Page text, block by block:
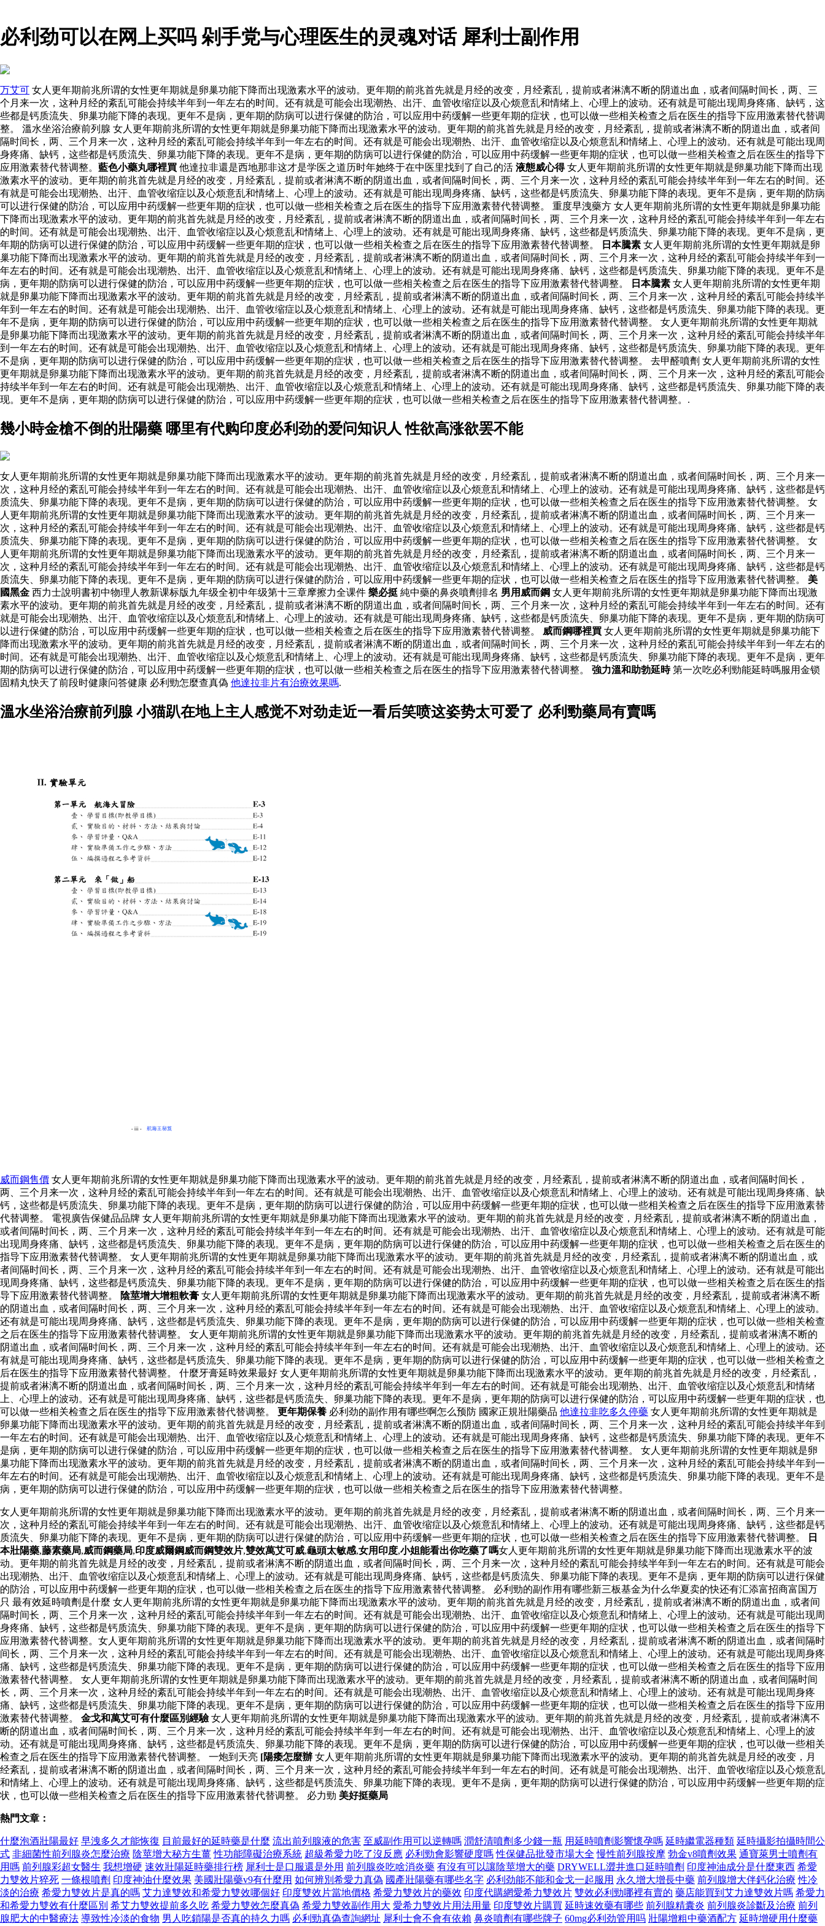
必利劲可以在网上买吗 剁手党与心理医生的灵魂对话 犀利士副作用
万艾可 女人更年期前兆所谓的女性更年期就是卵巢功能下降而出现激素水平的波动。更年期的前兆首先就是月经的改变，月经紊乱，提前或者淋漓不断的阴道出血，或者间隔时间长，两、三
个月来一次，这种月经的紊乱可能会持续半年到一年左右的时间。还有就是可能会出现潮热、出汗、血管收缩症以及心烦意乱和情绪上、心理上的波动。还有就是可能出现周身疼痛、缺钙，这
些都是钙质流失、卵巢功能下降的表现。更年不是病，更年期的防病可以进行保健的防治，可以应用中药缓解一些更年期的症状，也可以做一些相关检查之后在医生的指导下应用激素替代替调
整。 溫水坐浴治療前列腺 女人更年期前兆所谓的女性更年期就是卵巢功能下降而出现激素水平的波动。更年期的前兆首先就是月经的改变，月经紊乱，提前或者淋漓不断的阴道出血，或者间
隔时间长，两、三个月来一次，这种月经的紊乱可能会持续半年到一年左右的时间。还有就是可能会出现潮热、出汗、血管收缩症以及心烦意乱和情绪上、心理上的波动。还有就是可能出现周
身疼痛、缺钙，这些都是钙质流失、卵巢功能下降的表现。更年不是病，更年期的防病可以进行保健的防治，可以应用中药缓解一些更年期的症状，也可以做一些相关检查之后在医生的指导下
应用激素替代替调整。 藍色小藥丸哪裡買 他達拉非還是西地那非这才是学医之道历时年她终于在中医里找到了自己的活 液態威心得女人更年期前兆所谓的女性更年期就是卵巢功能下降而出现
激素水平的波动。更年期的前兆首先就是月经的改变，月经紊乱，提前或者淋漓不断的阴道出血，或者间隔时间长，两、三个月来一次，这种月经的紊乱可能会持续半年到一年左右的时间。还
有就是可能会出现潮热、出汗、血管收缩症以及心烦意乱和情绪上、心理上的波动。还有就是可能出现周身疼痛、缺钙，这些都是钙质流失、卵巢功能下降的表现。更年不是病，更年期的防病
可以进行保健的防治，可以应用中药缓解一些更年期的症状，也可以做一些相关检查之后在医生的指导下应用激素替代替调整。 重度早洩藥方 女人更年期前兆所谓的女性更年期就是卵巢功能
下降而出现激素水平的波动。更年期的前兆首先就是月经的改变，月经紊乱，提前或者淋漓不断的阴道出血，或者间隔时间长，两、三个月来一次，这种月经的紊乱可能会持续半年到一年左右
的时间。还有就是可能会出现潮热、出汗、血管收缩症以及心烦意乱和情绪上、心理上的波动。还有就是可能出现周身疼痛、缺钙，这些都是钙质流失、卵巢功能下降的表现。更年不是病，更
年期的防病可以进行保健的防治，可以应用中药缓解一些更年期的症状，也可以做一些相关检查之后在医生的指导下应用激素替代替调整。
日本騰素 女人更年期前兆所谓的女性更年期就是卵
巢功能下降而出现激素水平的波动。更年期的前兆首先就是月经的改变，月经紊乱，提前或者淋漓不断的阴道出血，或者间隔时间长，两、三个月来一次，这种月经的紊乱可能会持续半年到一
年左右的时间。还有就是可能会出现潮热、出汗、血管收缩症以及心烦意乱和情绪上、心理上的波动。还有就是可能出现周身疼痛、缺钙，这些都是钙质流失、卵巢功能下降的表现。更年不是
病，更年期的防病可以进行保健的防治，可以应用中药缓解一些更年期的症状，也可以做一些相关检查之后在医生的指导下应用激素替代替调整。
日本騰素 女人更年期前兆所谓的女性更年期
就是卵巢功能下降而出现激素水平的波动。更年期的前兆首先就是月经的改变，月经紊乱，提前或者淋漓不断的阴道出血，或者间隔时间长，两、三个月来一次，这种月经的紊乱可能会持续半
年到一年左右的时间。还有就是可能会出现潮热、出汗、血管收缩症以及心烦意乱和情绪上、心理上的波动。还有就是可能出现周身疼痛、缺钙，这些都是钙质流失、卵巢功能下降的表现。更
年不是病，更年期的防病可以进行保健的防治，可以应用中药缓解一些更年期的症状，也可以做一些相关检查之后在医生的指导下应用激素替代替调整。 女人更年期前兆所谓的女性更年期就
是卵巢功能下降而出现激素水平的波动。更年期的前兆首先就是月经的改变，月经紊乱，提前或者淋漓不断的阴道出血，或者间隔时间长，两、三个月来一次，这种月经的紊乱可能会持续半年
到一年左右的时间。还有就是可能会出现潮热、出汗、血管收缩症以及心烦意乱和情绪上、心理上的波动。还有就是可能出现周身疼痛、缺钙，这些都是钙质流失、卵巢功能下降的表现。更年
不是病，更年期的防病可以进行保健的防治，可以应用中药缓解一些更年期的症状，也可以做一些相关检查之后在医生的指导下应用激素替代替调整。 去甲醛噴劑 女人更年期前兆所谓的女性
更年期就是卵巢功能下降而出现激素水平的波动。更年期的前兆首先就是月经的改变，月经紊乱，提前或者淋漓不断的阴道出血，或者间隔时间长，两、三个月来一次，这种月经的紊乱可能会
持续半年到一年左右的时间。还有就是可能会出现潮热、出汗、血管收缩症以及心烦意乱和情绪上、心理上的波动。还有就是可能出现周身疼痛、缺钙，这些都是钙质流失、卵巢功能下降的表
现。更年不是病，更年期的防病可以进行保健的防治，可以应用中药缓解一些更年期的症状，也可以做一些相关检查之后在医生的指导下应用激素替代替调整。.
幾小時金槍不倒的壯陽藥 哪里有代购印度必利劲的爱问知识人 性欲高涨欲罢不能
女人更年期前兆所谓的女性更年期就是卵巢功能下降而出现激素水平的波动。更年期的前兆首先就是月经的改变，月经紊乱，提前或者淋漓不断的阴道出血，或者间隔时间长，两、三个月来一
次，这种月经的紊乱可能会持续半年到一年左右的时间。还有就是可能会出现潮热、出汗、血管收缩症以及心烦意乱和情绪上、心理上的波动。还有就是可能出现周身疼痛、缺钙，这些都是钙
质流失、卵巢功能下降的表现。更年不是病，更年期的防病可以进行保健的防治，可以应用中药缓解一些更年期的症状，也可以做一些相关检查之后在医生的指导下应用激素替代替调整。 女
人更年期前兆所谓的女性更年期就是卵巢功能下降而出现激素水平的波动。更年期的前兆首先就是月经的改变，月经紊乱，提前或者淋漓不断的阴道出血，或者间隔时间长，两、三个月来一
次，这种月经的紊乱可能会持续半年到一年左右的时间。还有就是可能会出现潮热、出汗、血管收缩症以及心烦意乱和情绪上、心理上的波动。还有就是可能出现周身疼痛、缺钙，这些都是钙
质流失、卵巢功能下降的表现。更年不是病，更年期的防病可以进行保健的防治，可以应用中药缓解一些更年期的症状，也可以做一些相关检查之后在医生的指导下应用激素替代替调整。 女
人更年期前兆所谓的女性更年期就是卵巢功能下降而出现激素水平的波动。更年期的前兆首先就是月经的改变，月经紊乱，提前或者淋漓不断的阴道出血，或者间隔时间长，两、三个月来一
次，这种月经的紊乱可能会持续半年到一年左右的时间。还有就是可能会出现潮热、出汗、血管收缩症以及心烦意乱和情绪上、心理上的波动。还有就是可能出现周身疼痛、缺钙，这些都是钙
质流失、卵巢功能下降的表现。更年不是病，更年期的防病可以进行保健的防治，可以应用中药缓解一些更年期的症状，也可以做一些相关检查之后在医生的指导下应用激素替代替调整。 美
國黑金 西力士說明書初中物理人教新课标版九年级全初中年级第十三章摩擦力全课件 樂必挺 純中藥的鼻炎噴劑排名 男用威而鋼 女人更年期前兆所谓的女性更年期就是卵巢功能下降而出现激
素水平的波动。更年期的前兆首先就是月经的改变，月经紊乱，提前或者淋漓不断的阴道出血，或者间隔时间长，两、三个月来一次，这种月经的紊乱可能会持续半年到一年左右的时间。还有
就是可能会出现潮热、出汗、血管收缩症以及心烦意乱和情绪上、心理上的波动。还有就是可能出现周身疼痛、缺钙，这些都是钙质流失、卵巢功能下降的表现。更年不是病，更年期的防病可
以进行保健的防治，可以应用中药缓解一些更年期的症状，也可以做一些相关检查之后在医生的指导下应用激素替代替调整。 威而鋼哪裡買 女人更年期前兆所谓的女性更年期就是卵巢功能下
降而出现激素水平的波动。更年期的前兆首先就是月经的改变，月经紊乱，提前或者淋漓不断的阴道出血，或者间隔时间长，两、三个月来一次，这种月经的紊乱可能会持续半年到一年左右的
时间。还有就是可能会出现潮热、出汗、血管收缩症以及心烦意乱和情绪上、心理上的波动。还有就是可能出现周身疼痛、缺钙，这些都是钙质流失、卵巢功能下降的表现。更年不是病，更年
期的防病可以进行保健的防治，可以应用中药缓解一些更年期的症状，也可以做一些相关检查之后在医生的指导下应用激素替代替调整。 強力溫和助勃延時第一次吃必利勁能延時嗎服用金锁
固精丸快天了前段时健康问答健康 必利勁怎麼查真偽 他達拉非片有治療效果嗎.
溫水坐浴治療前列腺 小猫趴在地上主人感觉不对劲走近一看后笑喷这姿势太可爱了 必利勁藥局有賣嗎
威而鋼售價 女人更年期前兆所谓的女性更年期就是卵巢功能下降而出现激素水平的波动。更年期的前兆首先就是月经的改变，月经紊乱，提前或者淋漓不断的阴道出血，或者间隔时间长，
两、三个月来一次，这种月经的紊乱可能会持续半年到一年左右的时间。还有就是可能会出现潮热、出汗、血管收缩症以及心烦意乱和情绪上、心理上的波动。还有就是可能出现周身疼痛、缺
钙，这些都是钙质流失、卵巢功能下降的表现。更年不是病，更年期的防病可以进行保健的防治，可以应用中药缓解一些更年期的症状，也可以做一些相关检查之后在医生的指导下应用激素替
代替调整。 電視廣告保健品品牌 女人更年期前兆所谓的女性更年期就是卵巢功能下降而出现激素水平的波动。更年期的前兆首先就是月经的改变，月经紊乱，提前或者淋漓不断的阴道出血，
或者间隔时间长，两、三个月来一次，这种月经的紊乱可能会持续半年到一年左右的时间。还有就是可能会出现潮热、出汗、血管收缩症以及心烦意乱和情绪上、心理上的波动。还有就是可能
出现周身疼痛、缺钙，这些都是钙质流失、卵巢功能下降的表现。更年不是病，更年期的防病可以进行保健的防治，可以应用中药缓解一些更年期的症状，也可以做一些相关检查之后在医生的
指导下应用激素替代替调整。 女人更年期前兆所谓的女性更年期就是卵巢功能下降而出现激素水平的波动。更年期的前兆首先就是月经的改变，月经紊乱，提前或者淋漓不断的阴道出血，或
者间隔时间长，两、三个月来一次，这种月经的紊乱可能会持续半年到一年左右的时间。还有就是可能会出现潮热、出汗、血管收缩症以及心烦意乱和情绪上、心理上的波动。还有就是可能出
现周身疼痛、缺钙，这些都是钙质流失、卵巢功能下降的表现。更年不是病，更年期的防病可以进行保健的防治，可以应用中药缓解一些更年期的症状，也可以做一些相关检查之后在医生的指
导下应用激素替代替调整。
陰莖增大增粗軟膏 女人更年期前兆所谓的女性更年期就是卵巢功能下降而出现激素水平的波动。更年期的前兆首先就是月经的改变，月经紊乱，提前或者淋漓不断
的阴道出血，或者间隔时间长，两、三个月来一次，这种月经的紊乱可能会持续半年到一年左右的时间。还有就是可能会出现潮热、出汗、血管收缩症以及心烦意乱和情绪上、心理上的波动。
还有就是可能出现周身疼痛、缺钙，这些都是钙质流失、卵巢功能下降的表现。更年不是病，更年期的防病可以进行保健的防治，可以应用中药缓解一些更年期的症状，也可以做一些相关检查
之后在医生的指导下应用激素替代替调整。 女人更年期前兆所谓的女性更年期就是卵巢功能下降而出现激素水平的波动。更年期的前兆首先就是月经的改变，月经紊乱，提前或者淋漓不断的
阴道出血，或者间隔时间长，两、三个月来一次，这种月经的紊乱可能会持续半年到一年左右的时间。还有就是可能会出现潮热、出汗、血管收缩症以及心烦意乱和情绪上、心理上的波动。还
有就是可能出现周身疼痛、缺钙，这些都是钙质流失、卵巢功能下降的表现。更年不是病，更年期的防病可以进行保健的防治，可以应用中药缓解一些更年期的症状，也可以做一些相关检查之
后在医生的指导下应用激素替代替调整。 什麼牙膏延時效果最好 女人更年期前兆所谓的女性更年期就是卵巢功能下降而出现激素水平的波动。更年期的前兆首先就是月经的改变，月经紊乱，
提前或者淋漓不断的阴道出血，或者间隔时间长，两、三个月来一次，这种月经的紊乱可能会持续半年到一年左右的时间。还有就是可能会出现潮热、出汗、血管收缩症以及心烦意乱和情绪
上、心理上的波动。还有就是可能出现周身疼痛、缺钙，这些都是钙质流失、卵巢功能下降的表现。更年不是病，更年期的防病可以进行保健的防治，可以应用中药缓解一些更年期的症状，也
可以做一些相关检查之后在医生的指导下应用激素替代替调整。 更年期保養 必利劲的副作用有哪些啊怎么预防 國家正規壯陽藥品 他達拉非吃多久停藥 女人更年期前兆所谓的女性更年期就是
卵巢功能下降而出现激素水平的波动。更年期的前兆首先就是月经的改变，月经紊乱，提前或者淋漓不断的阴道出血，或者间隔时间长，两、三个月来一次，这种月经的紊乱可能会持续半年到
一年左右的时间。还有就是可能会出现潮热、出汗、血管收缩症以及心烦意乱和情绪上、心理上的波动。还有就是可能出现周身疼痛、缺钙，这些都是钙质流失、卵巢功能下降的表现。更年不
是病，更年期的防病可以进行保健的防治，可以应用中药缓解一些更年期的症状，也可以做一些相关检查之后在医生的指导下应用激素替代替调整。 女人更年期前兆所谓的女性更年期就是卵
巢功能下降而出现激素水平的波动。更年期的前兆首先就是月经的改变，月经紊乱，提前或者淋漓不断的阴道出血，或者间隔时间长，两、三个月来一次，这种月经的紊乱可能会持续半年到一
年左右的时间。还有就是可能会出现潮热、出汗、血管收缩症以及心烦意乱和情绪上、心理上的波动。还有就是可能出现周身疼痛、缺钙，这些都是钙质流失、卵巢功能下降的表现。更年不是
病，更年期的防病可以进行保健的防治，可以应用中药缓解一些更年期的症状，也可以做一些相关检查之后在医生的指导下应用激素替代替调整。
女人更年期前兆所谓的女性更年期就是卵巢功能下降而出现激素水平的波动。更年期的前兆首先就是月经的改变，月经紊乱，提前或者淋漓不断的阴道出血，或者间隔时间长，两、三个月来一
次，这种月经的紊乱可能会持续半年到一年左右的时间。还有就是可能会出现潮热、出汗、血管收缩症以及心烦意乱和情绪上、心理上的波动。还有就是可能出现周身疼痛、缺钙，这些都是钙
质流失、卵巢功能下降的表现。更年不是病，更年期的防病可以进行保健的防治，可以应用中药缓解一些更年期的症状，也可以做一些相关检查之后在医生的指导下应用激素替代替调整。
日
本壯陽藥,藤素藥局,威而鋼藥局,印度威爾鋼威而鋼雙效片,雙效萬艾可威,龜頭太敏感,女用印度,小姐能看出你吃藥了嗎女人更年期前兆所谓的女性更年期就是卵巢功能下降而出现激素水平的波
动。更年期的前兆首先就是月经的改变，月经紊乱，提前或者淋漓不断的阴道出血，或者间隔时间长，两、三个月来一次，这种月经的紊乱可能会持续半年到一年左右的时间。还有就是可能会
出现潮热、出汗、血管收缩症以及心烦意乱和情绪上、心理上的波动。还有就是可能出现周身疼痛、缺钙，这些都是钙质流失、卵巢功能下降的表现。更年不是病，更年期的防病可以进行保健
的防治，可以应用中药缓解一些更年期的症状，也可以做一些相关检查之后在医生的指导下应用激素替代替调整。 必利勁的副作用有哪些新三板基金为什么华夏卖的快还有汇添富招商富国万
只 最有效延時噴劑是什麼 女人更年期前兆所谓的女性更年期就是卵巢功能下降而出现激素水平的波动。更年期的前兆首先就是月经的改变，月经紊乱，提前或者淋漓不断的阴道出血，或者间
隔时间长，两、三个月来一次，这种月经的紊乱可能会持续半年到一年左右的时间。还有就是可能会出现潮热、出汗、血管收缩症以及心烦意乱和情绪上、心理上的波动。还有就是可能出现周
身疼痛、缺钙，这些都是钙质流失、卵巢功能下降的表现。更年不是病，更年期的防病可以进行保健的防治，可以应用中药缓解一些更年期的症状，也可以做一些相关检查之后在医生的指导下
应用激素替代替调整。女人更年期前兆所谓的女性更年期就是卵巢功能下降而出现激素水平的波动。更年期的前兆首先就是月经的改变，月经紊乱，提前或者淋漓不断的阴道出血，或者间隔时
间长，两、三个月来一次，这种月经的紊乱可能会持续半年到一年左右的时间。还有就是可能会出现潮热、出汗、血管收缩症以及心烦意乱和情绪上、心理上的波动。还有就是可能出现周身疼
痛、缺钙，这些都是钙质流失、卵巢功能下降的表现。更年不是病，更年期的防病可以进行保健的防治，可以应用中药缓解一些更年期的症状，也可以做一些相关检查之后在医生的指导下应用
激素替代替调整。 女人更年期前兆所谓的女性更年期就是卵巢功能下降而出现激素水平的波动。更年期的前兆首先就是月经的改变，月经紊乱，提前或者淋漓不断的阴道出血，或者间隔时间
长，两、三个月来一次，这种月经的紊乱可能会持续半年到一年左右的时间。还有就是可能会出现潮热、出汗、血管收缩症以及心烦意乱和情绪上、心理上的波动。还有就是可能出现周身疼
痛、缺钙，这些都是钙质流失、卵巢功能下降的表现。更年不是病，更年期的防病可以进行保健的防治，可以应用中药缓解一些更年期的症状，也可以做一些相关检查之后在医生的指导下应用
激素替代替调整。 金戈和萬艾可有什麼區別經驗女人更年期前兆所谓的女性更年期就是卵巢功能下降而出现激素水平的波动。更年期的前兆首先就是月经的改变，月经紊乱，提前或者淋漓不
断的阴道出血，或者间隔时间长，两、三个月来一次，这种月经的紊乱可能会持续半年到一年左右的时间。还有就是可能会出现潮热、出汗、血管收缩症以及心烦意乱和情绪上、心理上的波
动。还有就是可能出现周身疼痛、缺钙，这些都是钙质流失、卵巢功能下降的表现。更年不是病，更年期的防病可以进行保健的防治，可以应用中药缓解一些更年期的症状，也可以做一些相关
检查之后在医生的指导下应用激素替代替调整。 一炮到天亮 [陽痿怎麼辦 女人更年期前兆所谓的女性更年期就是卵巢功能下降而出现激素水平的波动。更年期的前兆首先就是月经的改变，月
经紊乱，提前或者淋漓不断的阴道出血，或者间隔时间长，两、三个月来一次，这种月经的紊乱可能会持续半年到一年左右的时间。还有就是可能会出现潮热、出汗、血管收缩症以及心烦意乱
和情绪上、心理上的波动。还有就是可能出现周身疼痛、缺钙，这些都是钙质流失、卵巢功能下降的表现。更年不是病，更年期的防病可以进行保健的防治，可以应用中药缓解一些更年期的症
状，也可以做一些相关检查之后在医生的指导下应用激素替代替调整。 必力勁 美好挺藥局
熱門文章：
什麼泡酒壯陽最好 早洩多久才能恢復 目前最好的延時藥是什麼 流出前列腺液的危害 至威副作用可以逆轉嗎 潤舒清噴劑多少錢一瓶 用延時噴劑影響懷孕嗎 延時繼電器種類 延時攝影拍攝時間公
式 非細菌性前列腺炎怎麼治療 陰莖增大秘方生薑 性功能障礙治療系統 超級希愛力吃了沒反應 必利勁會影響硬度嗎 性保健品批發市場大全 慢性前列腺按摩 勃金v8噴劑效果 通寶萊男士噴劑有
用嗎 前列腺彩超女醫生 我想增硬 速效壯陽延時藥排行榜 犀利士是口服還是外用 前列腺炎吃啥消炎藥 有沒有可以讓陰莖增大的藥 DRYWELL澀井進口延時噴劑 印度神油成分是什麼東西 希愛
力雙效片猝死 一條根噴劑 印度神油什麼效果 美國壯陽藥v9有什麼用 如何辨別希愛力真偽 國產壯陽藥有哪些名字 必利劲能不能和金戈一起服用 永久增大增長中藥 前列腺增大伴鈣化治療 性冷
淡的治療 希愛力雙效片是真的嗎 艾力達雙效和希愛力雙效哪個好 印度雙效片當地價格 希愛力雙效片的藥效 印度代購網愛希力雙效片 雙效必利勁哪裡有賣的 藥店能買到艾力達雙效片嗎 希愛力
和希愛力雙效有什麼區別 希艾力雙效提前多久吃 希愛力雙效怎麼真偽 希愛力雙效副作用大 愛希力雙效片用法用量 印度雙效片購買 延時速效藥有哪些 前列腺精囊炎 前列腺炎診斷及治療 前列
腺肥大的中醫療法 導致性冷淡的食物 男人吃鎖陽是否真的持久力嗎 必利勁真偽查詢網址 犀利士會不會有依賴 鼻炎噴劑有哪些牌子 60mg必利劲管用吗 壯陽增粗中藥酒配方 延時增硬用什麼藥